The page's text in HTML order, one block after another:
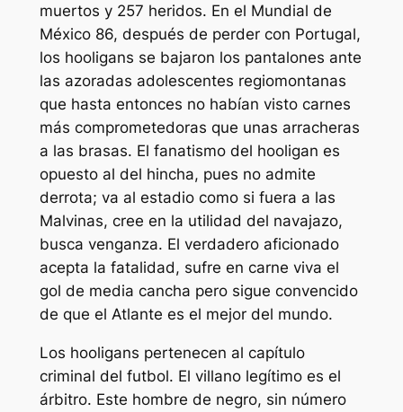
muertos y 257 heridos. En el Mundial de
México 86, después de perder con Portugal,
los hooligans se bajaron los pantalones ante
las azoradas adolescentes regiomontanas
que hasta entonces no habían visto carnes
más comprometedoras que unas arracheras
a las brasas. El fanatismo del hooligan es
opuesto al del hincha, pues no admite
derrota; va al estadio como si fuera a las
Malvinas, cree en la utilidad del navajazo,
busca venganza. El verdadero aficionado
acepta la fatalidad, sufre en carne viva el
gol de media cancha pero sigue convencido
de que el Atlante es el mejor del mundo.
Los hooligans pertenecen al capítulo
criminal del futbol. El villano legítimo es el
árbitro. Este hombre de negro, sin número